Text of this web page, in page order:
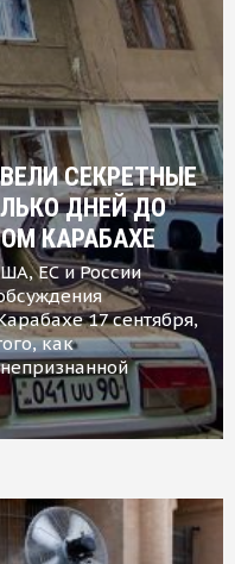
СЕКРЕТНЫЕ
ДНЕЙ ДО
КАРАБАХЕ
ЕС и России
17 сентября,
как